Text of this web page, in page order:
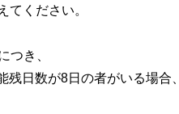
てください。
つき、
日数が8日の者がいる場合、